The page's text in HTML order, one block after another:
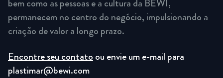
bem como as pessoas e a cultura da BEWI,
permanecem no centro do negócio, impulsionando a
criação de valor a longo prazo.
Encontre seu contato ou envie um e-mail para
plastimar@bewi.com